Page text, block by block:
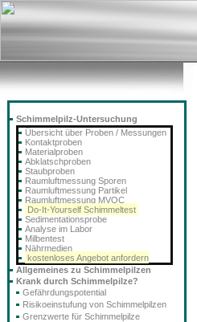
Schimmelpilz-Untersuchung
Übersicht über Proben / Messungen
Kontaktproben
Materialproben
Abklatschproben
Staubproben
Raumluftmessung Sporen
Raumluftmessung Partikel
Raumluftmessung MVOC
Do-It-Yourself Schimmeltest
Sedimentationsprobe
Analyse im Labor
Milbentest
Nährmedien
kostenloses Angebot anfordern
Allgemeines zu Schimmelpilzen
Krank durch Schimmelpilze?
Gefährdungspotential
Risikoeinstufung von Schimmelpilzen
Grenzwerte für Schimmelpilze